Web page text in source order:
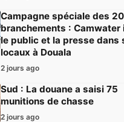
Campagne spéciale des
branchements : Camwater
le public et la presse dans
locaux à Douala
2 jours ago
Sud : La douane a saisi 75
munitions de chasse
2 jours ago